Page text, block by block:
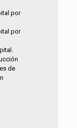
por
por
de